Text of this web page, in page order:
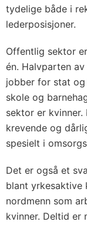
tydelige både i
lederposisjoner.
Offentlig sektor
én. Halvparten
jobber for stat
skole og
sektor er
krevende og
spesielt i
Det er også et
blant yrkesaktive
nordmenn som
kvinner. Deltid er